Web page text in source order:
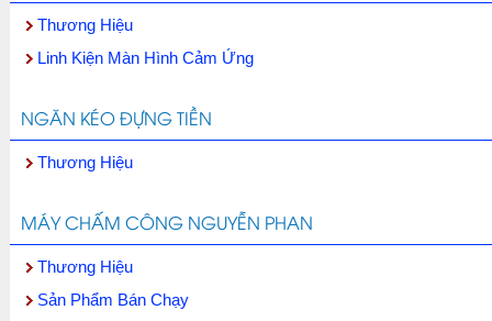
Thương Hiệu
Linh Kiện Màn Hình Cảm Ứng
NGĂN KÉO ĐỰNG TIỀN
Thương Hiệu
MÁY CHẤM CÔNG NGUYỄN PHAN
Thương Hiệu
Sản Phẩm Bán Chạy